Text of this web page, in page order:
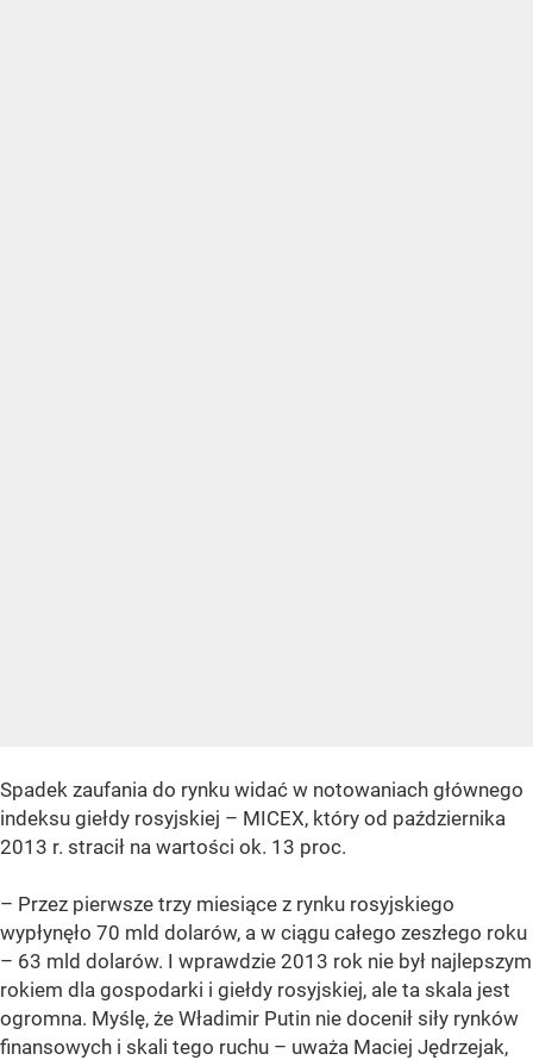
Spadek zaufania do rynku widać w notowaniach głównego
indeksu giełdy rosyjskiej – MICEX, który od października
2013 r. stracił na wartości ok. 13 proc.
– Przez pierwsze trzy miesiące z rynku rosyjskiego
wypłynęło 70 mld dolarów, a w ciągu całego zeszłego roku
– 63 mld dolarów. I wprawdzie 2013 rok nie był najlepszym
rokiem dla gospodarki i giełdy rosyjskiej, ale ta skala jest
ogromna. Myślę, że Władimir Putin nie docenił siły rynków
finansowych i skali tego ruchu – uważa Maciej Jędrzejak,